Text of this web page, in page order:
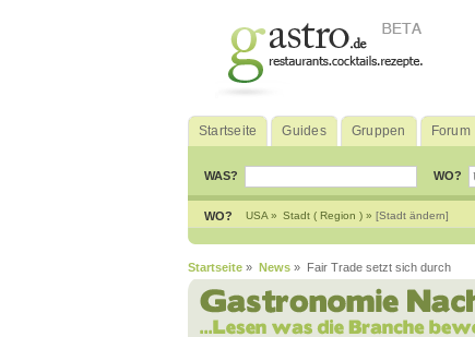
Startseite Guides Gruppen Forum
WAS? WO?
WO? USA » Stadt ( Region ) » [Stadt ändern]
Startseite » News » Fair Trade setzt sich durch